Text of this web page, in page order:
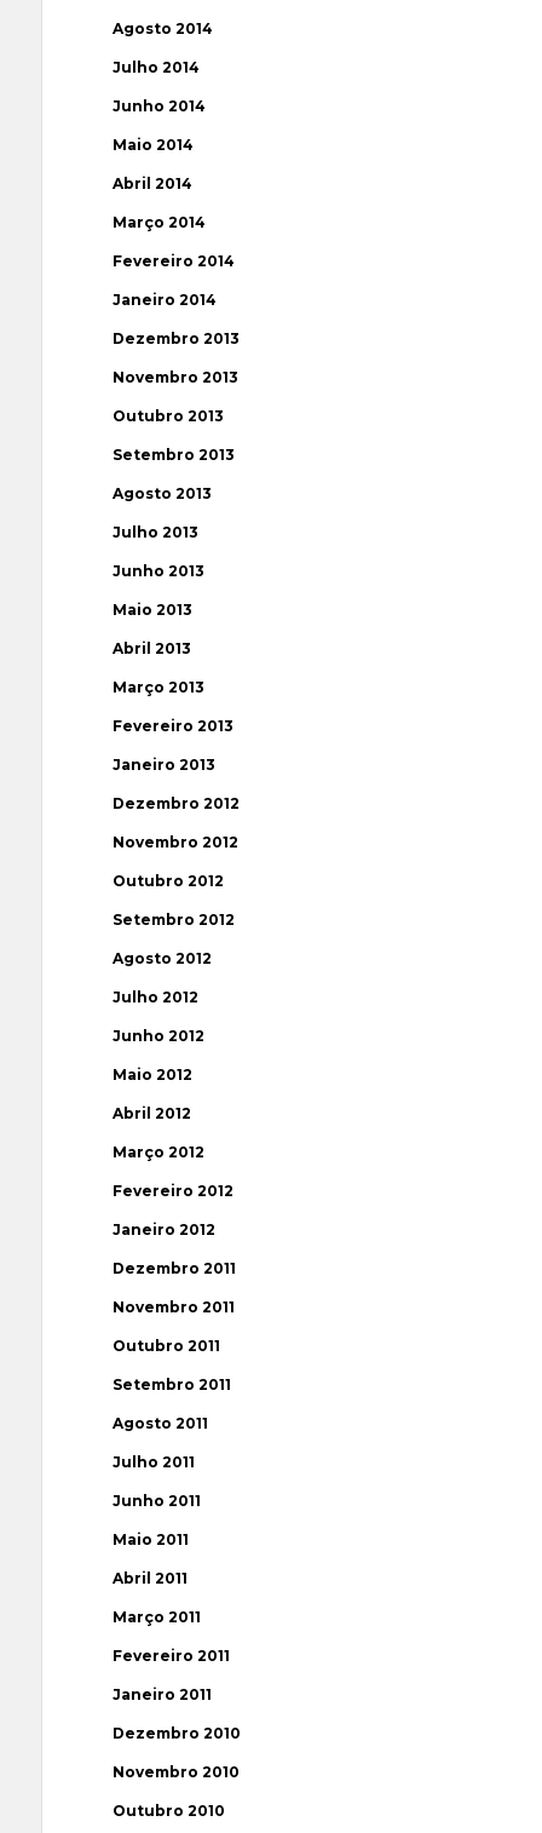
Agosto 2014
Julho 2014
Junho 2014
Maio 2014
Abril 2014
Março 2014
Fevereiro 2014
Janeiro 2014
Dezembro 2013
Novembro 2013
Outubro 2013
Setembro 2013
Agosto 2013
Julho 2013
Junho 2013
Maio 2013
Abril 2013
Março 2013
Fevereiro 2013
Janeiro 2013
Dezembro 2012
Novembro 2012
Outubro 2012
Setembro 2012
Agosto 2012
Julho 2012
Junho 2012
Maio 2012
Abril 2012
Março 2012
Fevereiro 2012
Janeiro 2012
Dezembro 2011
Novembro 2011
Outubro 2011
Setembro 2011
Agosto 2011
Julho 2011
Junho 2011
Maio 2011
Abril 2011
Março 2011
Fevereiro 2011
Janeiro 2011
Dezembro 2010
Novembro 2010
Outubro 2010